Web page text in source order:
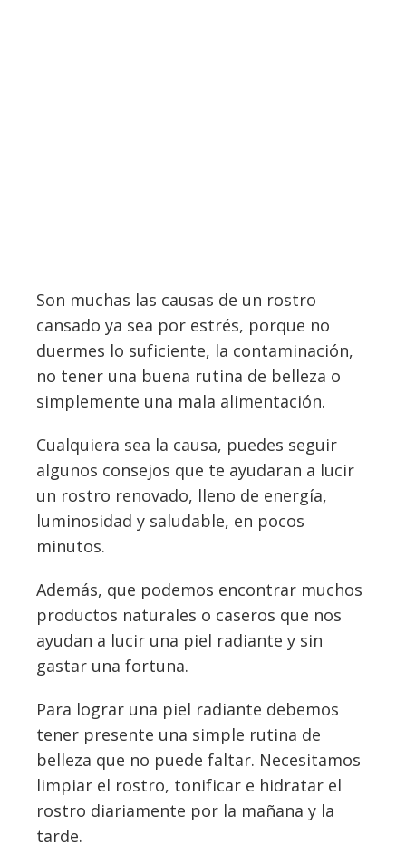
Son muchas las causas de un rostro
cansado ya sea por estrés, porque no
duermes lo suficiente, la contaminación,
no tener una buena rutina de belleza o
simplemente una mala alimentación.
Cualquiera sea la causa, puedes seguir
algunos consejos que te ayudaran a lucir
un rostro renovado, lleno de energía,
luminosidad y saludable, en pocos
minutos.
Además, que podemos encontrar muchos
productos naturales o caseros que nos
ayudan a lucir una piel radiante y sin
gastar una fortuna.
Para lograr una piel radiante debemos
tener presente una simple rutina de
belleza que no puede faltar. Necesitamos
limpiar el rostro, tonificar e hidratar el
rostro diariamente por la mañana y la
tarde.